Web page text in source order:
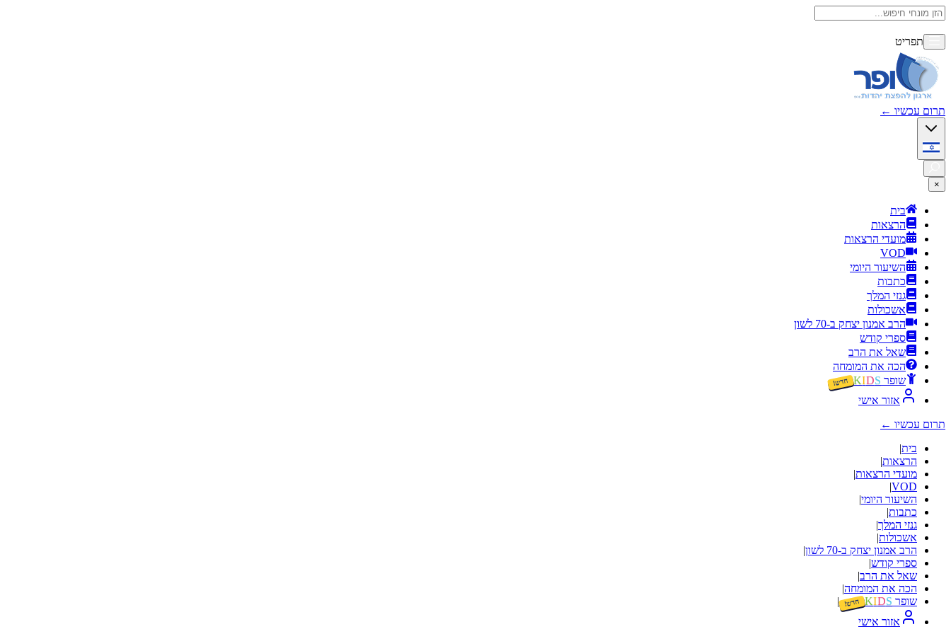
תפריט
תרום עכשיו ←
×
בית
הרצאות
מועדי הרצאות
VOD
השיעור היומי
כתבות
גנזי המלך
אשכולות
הרב אמנון יצחק ב-70 לשון
ספרי קודש
שאל את הרב
הכה את המומחה
שופר
KIDS חדש!
אזור אישי
תרום עכשיו ←
בית|
הרצאות|
מועדי הרצאות|
VOD
|
השיעור היומי|
כתבות|
גנזי המלך|
אשכולות|
הרב אמנון יצחק ב-70 לשון
|
ספרי קודש|
שאל את הרב|
הכה את המומחה|
שופר
KIDS חדש! |
אזור אישי